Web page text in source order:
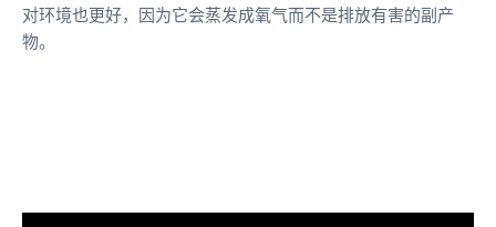
对环境也更好，因为它会蒸发成氧气而不是排放有害的副产
物。